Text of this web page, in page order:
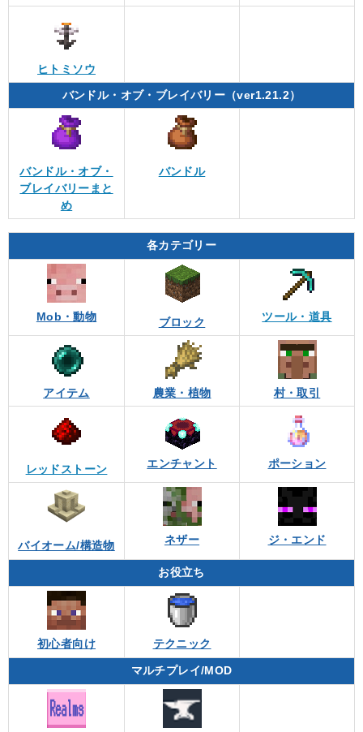
ヒトミソウ
バンドル・オブ・ブレイバリー（ver1.21.2）
バンドル・オブ・
ブレイバリーまと
め
バンドル
各カテゴリー
Mob・動物 ブロック ツール・道具
アイテム 農業・植物 村・取引
レッドストーン エンチャント ポーション
バイオーム/構造物 ネザー ジ・エンド
お役立ち
初心者向け テクニック
マルチプレイ/MOD